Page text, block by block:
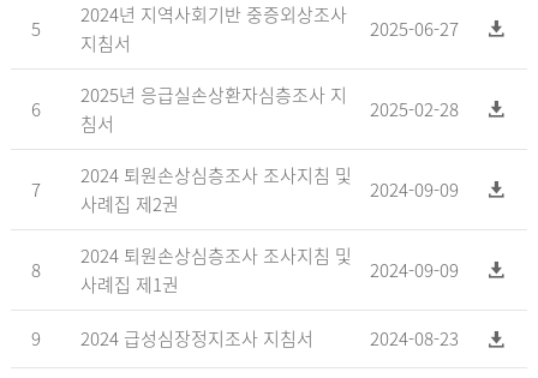
5
2024년 지역사회기반 중증외상조사
지침서
2025-06-27
6
2025년 응급실손상환자심층조사 지
침서
2025-02-28
7
2024 퇴원손상심층조사 조사지침 및
사례집 제2권
2024-09-09
8
2024 퇴원손상심층조사 조사지침 및
사례집 제1권
2024-09-09
9 2024 급성심장정지조사 지침서 2024-08-23